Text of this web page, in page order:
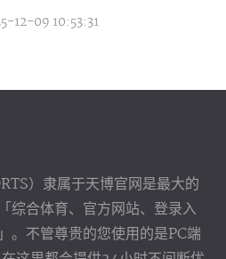
12-09 10:53:31
）隶属于天博官网是最大的
综合体育、官方网站、登录入
。不管尊贵的您使用的是PC端